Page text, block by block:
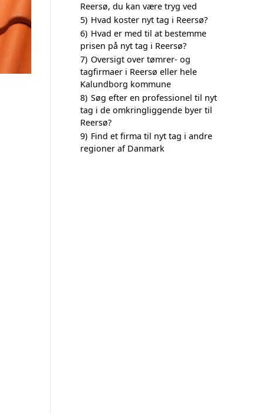
Reersø, du kan være tryg ved
5) Hvad koster nyt tag i Reersø?
6) Hvad er med til at bestemme
prisen på nyt tag i Reersø?
7) Oversigt over tømrer- og
tagfirmaer i Reersø eller hele
Kalundborg kommune
8) Søg efter en professionel til nyt
tag i de omkringliggende byer til
Reersø?
9) Find et firma til nyt tag i andre
regioner af Danmark